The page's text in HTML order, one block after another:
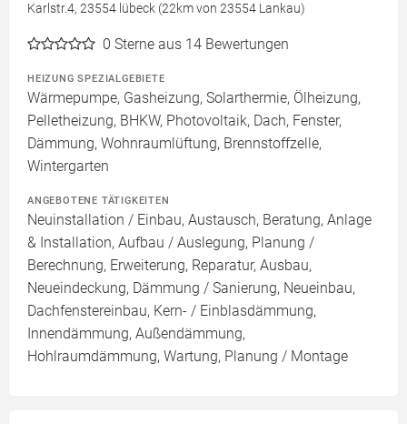
Karlstr.4, 23554 lübeck (22km von 23554 Lankau)
0 Sterne aus 14 Bewertungen
HEIZUNG SPEZIALGEBIETE
Wärmepumpe, Gasheizung, Solarthermie, Ölheizung,
Pelletheizung, BHKW, Photovoltaik, Dach, Fenster,
Dämmung, Wohnraumlüftung, Brennstoffzelle,
Wintergarten
ANGEBOTENE TÄTIGKEITEN
Neuinstallation / Einbau, Austausch, Beratung, Anlage
& Installation, Aufbau / Auslegung, Planung /
Berechnung, Erweiterung, Reparatur, Ausbau,
Neueindeckung, Dämmung / Sanierung, Neueinbau,
Dachfenstereinbau, Kern- / Einblasdämmung,
Innendämmung, Außendämmung,
Hohlraumdämmung, Wartung, Planung / Montage